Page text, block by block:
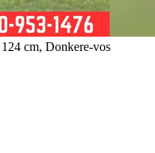
cm, Donkere-vos